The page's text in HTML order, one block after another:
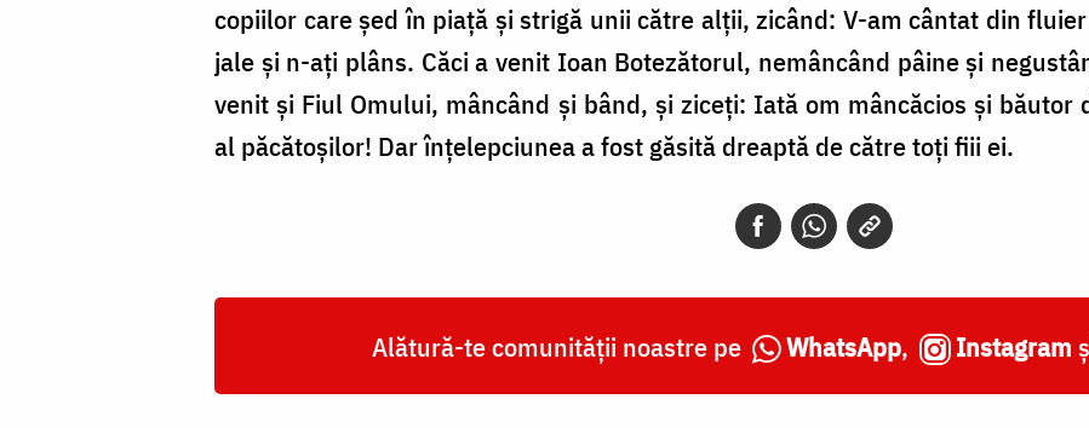
copiilor care șed în piață și strigă unii către alții, zicând: V-am cântat din
jale și n-ați plâns. Căci a venit Ioan Botezătorul, nemâncând pâine și
venit și Fiul Omului, mâncând și bând, și ziceți: Iată om mâncăcios și băutor
al păcătoșilor! Dar înțelepciunea a fost găsită dreaptă de către toți fiii ei.
Alătură-te comunității noastre pe WhatsApp, Instagram